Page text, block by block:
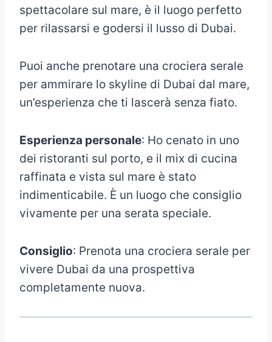
spettacolare sul mare, è il luogo perfetto
per rilassarsi e godersi il lusso di Dubai.
Puoi anche prenotare una crociera serale
per ammirare lo skyline di Dubai dal mare,
un’esperienza che ti lascerà senza fiato.
Esperienza personale: Ho cenato in uno
dei ristoranti sul porto, e il mix di cucina
raffinata e vista sul mare è stato
indimenticabile. È un luogo che consiglio
vivamente per una serata speciale.
Consiglio: Prenota una crociera serale per
vivere Dubai da una prospettiva
completamente nuova.